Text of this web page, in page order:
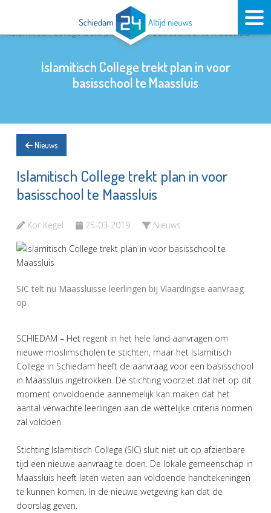
Islamitisch College trekt plan in voor
basisschool te Maassluis
Nieuws
Islamitisch College trekt plan in voor
basisschool te Maassluis
Kor Kegel 25-03-2019 Nieuws
SIC telt nu Maassluisse leerlingen bij Vlaardingse aanvraag
op
SCHIEDAM – Het regent in het hele land aanvragen om
nieuwe moslimscholen te stichten, maar het Islamitisch
College in Schiedam heeft de aanvraag voor een basisschool
in Maassluis ingetrokken. De stichting voorziet dat het op dit
moment onvoldoende aannemelijk kan maken dat het
aantal verwachte leerlingen aan de wettelijke criteria normen
zal voldoen.
Stichting Islamitisch College (SIC) sluit niet uit op afzienbare
tijd een nieuwe aanvraag te doen. De lokale gemeenschap in
Maassluis heeft laten weten aan voldoende handtekeningen
te kunnen komen. In de nieuwe wetgeving kan dat de
doorslag geven.